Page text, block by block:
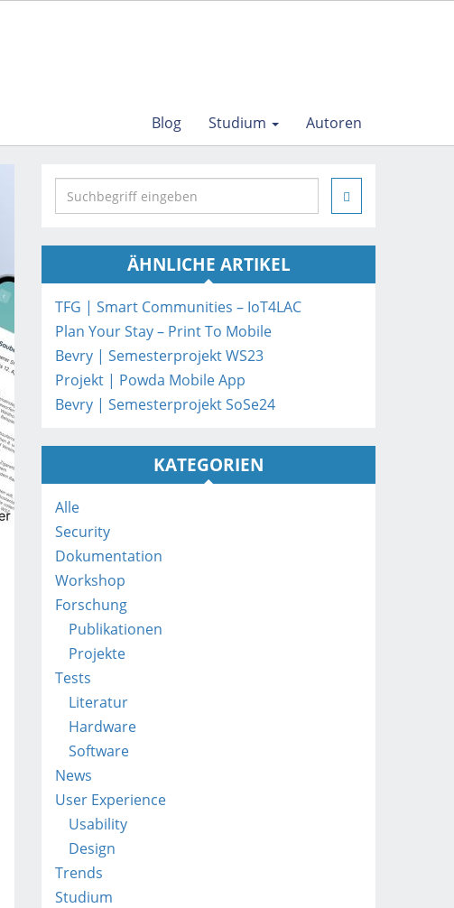
Blog Studium Autoren
r
h
i
n
h
t
t
p
:
/
m
o
i
l
e
s
c
.
ÄHNLICHE ARTIKEL
TFG | Smart Communities – IoT4LAC
Plan Your Stay – Print To Mobile
Bevry | Semesterprojekt WS23
Projekt | Powda Mobile App
Bevry | Semesterprojekt SoSe24
KATEGORIEN
Alle
Security
Dokumentation
Workshop
Forschung
Publikationen
Projekte
Tests
Literatur
Hardware
Software
News
User Experience
Usability
Design
Trends
Studium